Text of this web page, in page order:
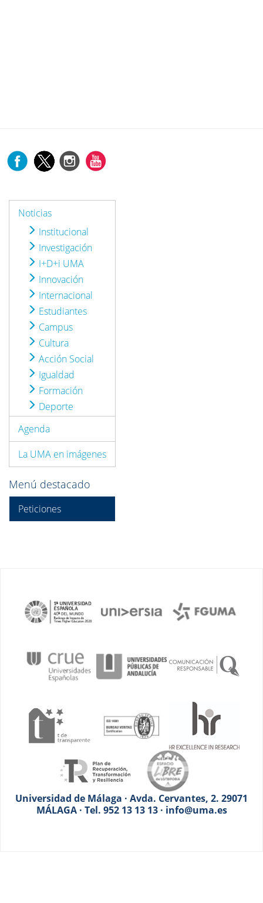
Noticias
Institucional
Investigación
I+D+i UMA
Innovación
Internacional
Estudiantes
Campus
Cultura
Acción Social
Igualdad
Formación
Deporte
Agenda
La UMA en imágenes
Menú destacado
Peticiones
Universidad de Málaga · Avda. Cervantes, 2. 29071
MÁLAGA · Tel. 952 13 13 13 · info@uma.es